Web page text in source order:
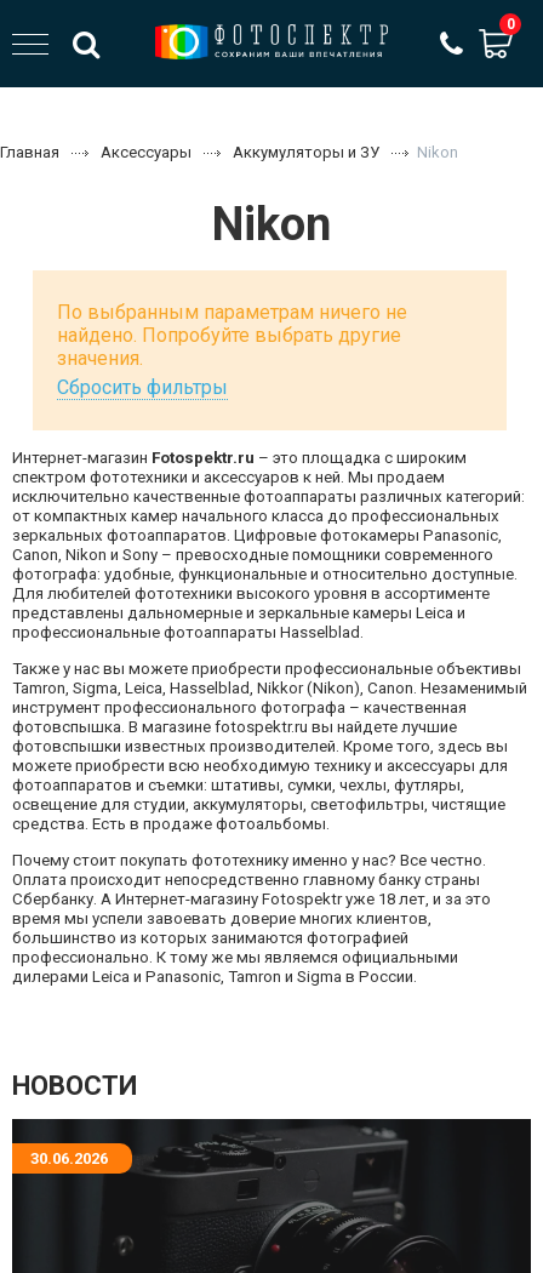
0
Главная Аксессуары Аккумуляторы и ЗУ Nikon
Nikon
По выбранным параметрам ничего не
найдено. Попробуйте выбрать другие
значения.
Сбросить фильтры
Интернет-магазин Fotospektr.ru – это площадка с широким
спектром фототехники и аксессуаров к ней. Мы продаем
исключительно качественные фотоаппараты различных категорий:
от компактных камер начального класса до профессиональных
зеркальных фотоаппаратов. Цифровые фотокамеры Panasonic,
Canon, Nikon и Sony – превосходные помощники современного
фотографа: удобные, функциональные и относительно доступные.
Для любителей фототехники высокого уровня в ассортименте
представлены дальномерные и зеркальные камеры Leica и
профессиональные фотоаппараты Hasselblad.
Также у нас вы можете приобрести профессиональные объективы
Tamron, Sigma, Leiсa, Hasselblad, Nikkor (Nikon), Canon. Незаменимый
инструмент профессионального фотографа – качественная
фотовспышка. В магазине fotospektr.ru вы найдете лучшие
фотовспышки известных производителей. Кроме того, здесь вы
можете приобрести всю необходимую технику и аксессуары для
фотоаппаратов и съемки: штативы, сумки, чехлы, футляры,
освещение для студии, аккумуляторы, светофильтры, чистящие
средства. Есть в продаже фотоальбомы.
Почему стоит покупать фототехнику именно у нас? Все честно.
Оплата происходит непосредственно главному банку страны
Сбербанку. А Интернет-магазину Fotospektr уже 18 лет, и за это
время мы успели завоевать доверие многих клиентов,
большинство из которых занимаются фотографией
профессионально. К тому же мы являемся официальными
дилерами Leica и Panasonic, Tamron и Sigma в России.
НОВОСТИ
30.06.2026